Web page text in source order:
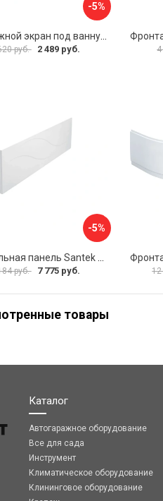
-5%
руб. 2 489 руб.
-5%
руб. 7 775 руб.
товары
Каталог
Автогаражное оборудование
Все для сада
Инструмент
Климатическое оборудование
Клининговое оборудование